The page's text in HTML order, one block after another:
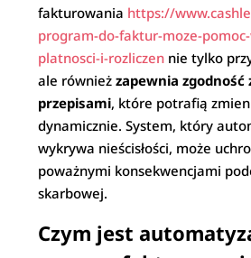
fakturowania https://
program-do-faktur-moze-
platnosci-i-rozliczen nie tylko
ale równieżzapewnia
przepisami, które potrafią
dynamicznie. System, który
wykrywa nieścisłości, może
poważnymi konsekwencjami
skarbowej.
Czym jest